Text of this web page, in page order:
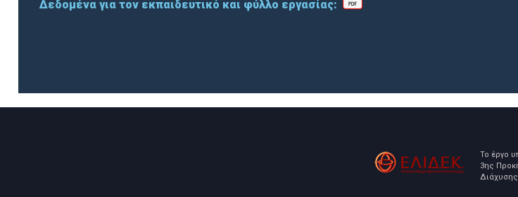
Δεδομένα για τον εκπαιδευτικό και φύλλο εργασίας:
Το έργο
3ης